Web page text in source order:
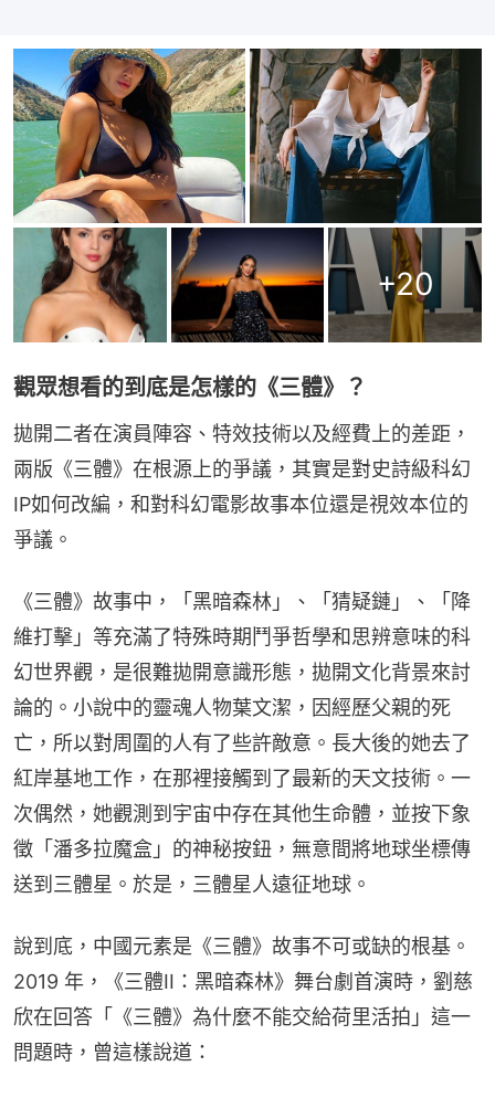
+20
觀眾想看的到底是怎樣的《三體》？
拋開二者在演員陣容、特效技術以及經費上的差距，
兩版《三體》在根源上的爭議，其實是對史詩級科幻
IP如何改編，和對科幻電影故事本位還是視效本位的
爭議。
《三體》故事中，「黑暗森林」、「猜疑鏈」、「降
維打擊」等充滿了特殊時期鬥爭哲學和思辨意味的科
幻世界觀，是很難拋開意識形態，拋開文化背景來討
論的。小說中的靈魂人物葉文潔，因經歷父親的死
亡，所以對周圍的人有了些許敵意。長大後的她去了
紅岸基地工作，在那裡接觸到了最新的天文技術。一
次偶然，她觀測到宇宙中存在其他生命體，並按下象
徵「潘多拉魔盒」的神秘按鈕，無意間將地球坐標傳
送到三體星。於是，三體星人遠征地球。
說到底，中國元素是《三體》故事不可或缺的根基。
2019 年，《三體II：黑暗森林》舞台劇首演時，劉慈
欣在回答「《三體》為什麼不能交給荷里活拍」這一
問題時，曾這樣說道：